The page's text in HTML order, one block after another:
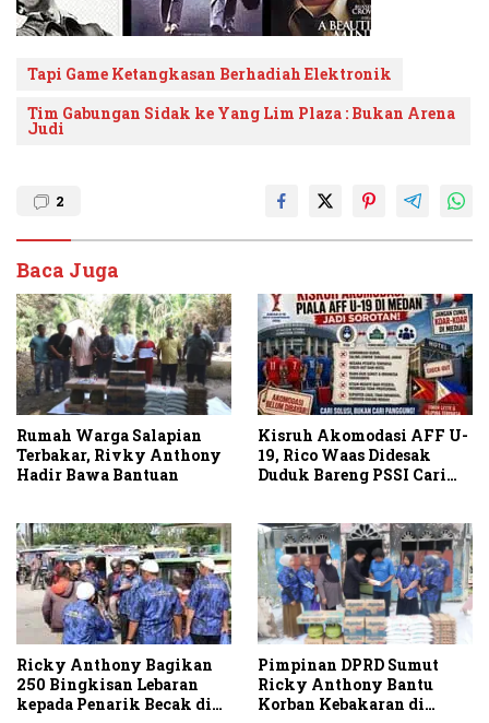
Tapi Game Ketangkasan Berhadiah Elektronik
Tim Gabungan Sidak ke Yang Lim Plaza : Bukan Arena
Judi
2
Baca Juga
Rumah Warga Salapian
Terbakar, Rivky Anthony
Hadir Bawa Bantuan
Kisruh Akomodasi AFF U-
19, Rico Waas Didesak
Duduk Bareng PSSI Cari
Ricky Anthony Bagikan
250 Bingkisan Lebaran
kepada Penarik Becak di
Pimpinan DPRD Sumut
Ricky Anthony Bantu
Korban Kebakaran di